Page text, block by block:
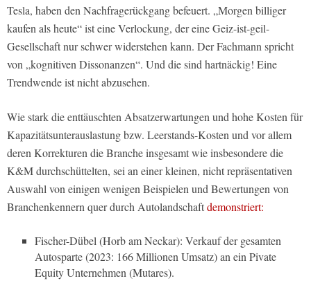
Tesla, haben den Nachfragerückgang befeuert. „Morgen billiger
kaufen als heute“ ist eine Verlockung, der eine Geiz-ist-geil-
Gesellschaft nur schwer widerstehen kann. Der Fachmann spricht
von „kognitiven Dissonanzen“. Und die sind hartnäckig! Eine
Trendwende ist nicht abzusehen.
Wie stark die enttäuschten Absatzerwartungen und hohe Kosten für
Kapazitätsunterauslastung bzw. Leerstands-Kosten und vor allem
deren Korrekturen die Branche insgesamt wie insbesondere die
K&M durchschüttelten, sei an einer kleinen, nicht repräsentativen
Auswahl von einigen wenigen Beispielen und Bewertungen von
Branchenkennern quer durch Autolandschaftdemonstriert:
Fischer-Dübel (Horb am Neckar): Verkauf der gesamten
Autosparte (2023: 166 Millionen Umsatz) an ein Pivate
Equity Unternehmen (Mutares).